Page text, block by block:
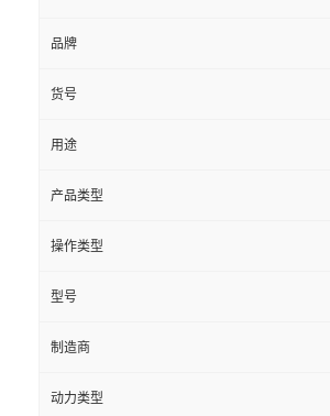
品牌
货号
用途
产品类型
操作类型
型号
制造商
动力类型